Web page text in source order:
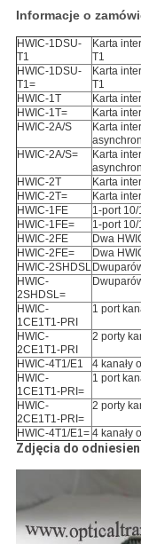
Informacje o
HWIC-1DSU-
T1
Karta
T1
HWIC-1DSU-
T1=
Karta
T1
HWIC-1T
Karta
HWIC-1T=
Karta
HWIC-2A/S
Karta
HWIC-2A/S=
Karta
HWIC-2T
Karta
HWIC-2T=
Karta
HWIC-1FE
1-port
HWIC-1FE=
1-port
HWIC-2FE
Dwa
HWIC-2FE=
Dwa
HWIC-2SHDSL
HWIC-
2SHDSL=
HWIC-
1CE1T1-PRI
1 port
HWIC-
2CE1T1-PRI
2 porty
HWIC-4T1/E1
4 kanały
HWIC-
1CE1T1-PRI=
1 port
HWIC-
2CE1T1-PRI=
2 porty
HWIC-4T1/E1= 4 kanały
Zdjęcia do